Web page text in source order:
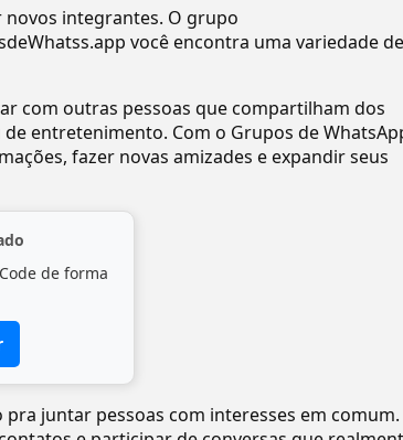
novos integrantes. O grupo
você encontra uma variedade de
com outras pessoas que compartilham dos
entretenimento. Com o Grupos de
fazer novas amizades e expandir seus
de forma
juntar pessoas com interesses em comum.